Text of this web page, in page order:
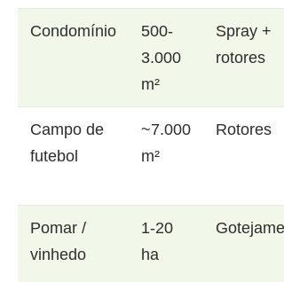
Condomínio
500-
3.000
m²
Spray +
rotores
Campo de
futebol
~7.000
m²
Rotores
Pomar /
vinhedo
1-20
ha